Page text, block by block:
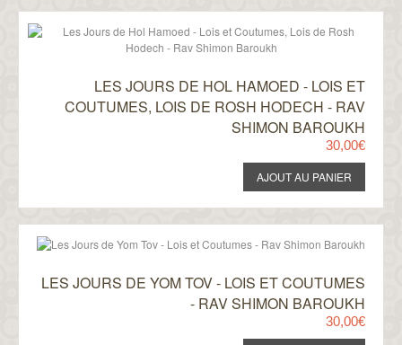
LES JOURS DE HOL HAMOED - LOIS ET
COUTUMES, LOIS DE ROSH HODECH - RAV
SHIMON BAROUKH
30,00€
LES JOURS DE YOM TOV - LOIS ET COUTUMES
- RAV SHIMON BAROUKH
30,00€